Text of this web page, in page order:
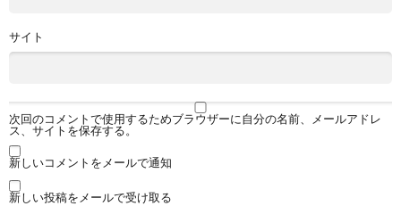
サイト
次回のコメントで使用するためブラウザーに自分の名前、メールアドレ
ス、サイトを保存する。
新しいコメントをメールで通知
新しい投稿をメールで受け取る